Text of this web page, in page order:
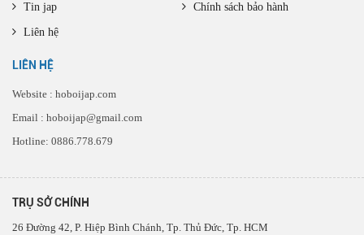
Tin jap
Liên hệ
Chính sách bảo hành
LIÊN HỆ
Website : hoboijap.com
Email : hoboijap@gmail.com
Hotline: 0886.778.679
TRỤ SỞ CHÍNH
26 Đường 42, P. Hiệp Bình Chánh, Tp. Thủ Đức, Tp. HCM